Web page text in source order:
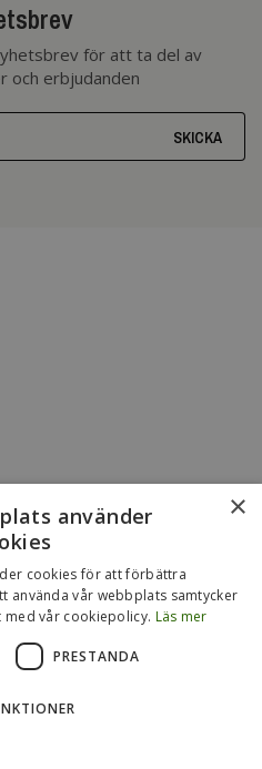
för att ta del av
och erbjudanden
SKICKA
AB i Visby, Gotland.
bedrivit grossistförsäljning av
vykort m.m. Mer om vårt
och
×
använder
cookies för att förbättra
använda vår webbplats samtycker
vår cookiepolicy. Läs mer
PRESTANDA